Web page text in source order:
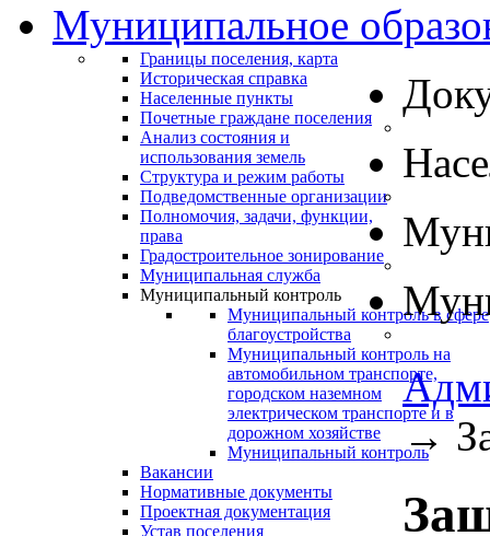
Муниципальное
Границы поселения, карта
Историческая справка
Населенные пункты
Почетные граждане поселения
Анализ состояния и
использования земель
Структура и режим работы
Подведомственные организации
Полномочия, задачи, функции,
права
Градостроительное зонирование
Муниципальная служба
Муниципальный контроль
Муниципальный контроль в сфере
благоустройства
Муниципальный контроль на
автомобильном транспорте,
городском наземном
электрическом транспорте и в
дорожном хозяйстве
Муниципальный контроль
Вакансии
Нормативные документы
Проектная документация
Устав поселения
→